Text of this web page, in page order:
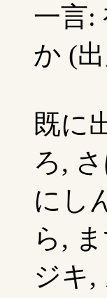
一言:
か (
既に
ろ,
にし
ら,
ジキ,